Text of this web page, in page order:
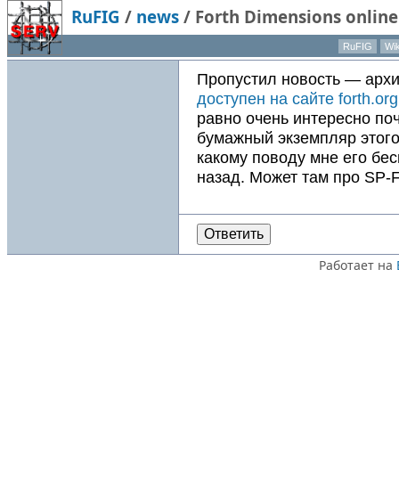
RuFIG / news / Forth Dimensions
RuFIG
Пропустил новость —
доступен на сайте forth.org
равно очень интересно
бумажный экземпляр
какому поводу мне его
назад. Может там про SP-
Ответить
Работает на